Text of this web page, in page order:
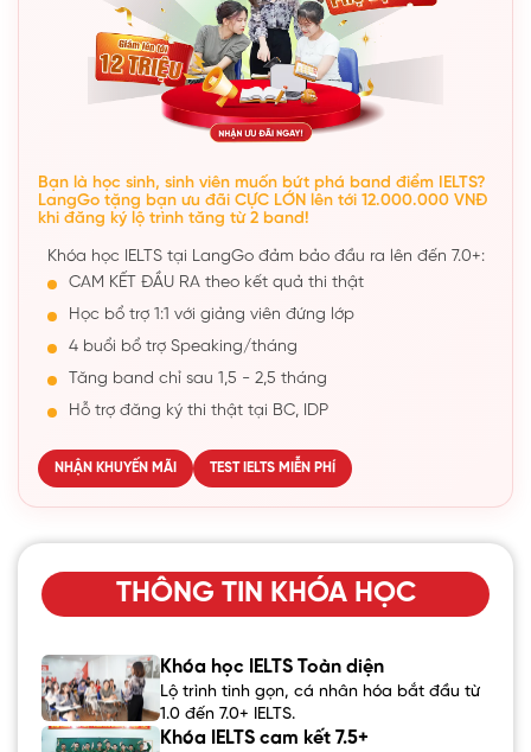
Bạn là học sinh, sinh viên muốn bứt phá band điểm IELTS?
LangGo tặng bạn ưu đãi CỰC LỚN lên tới 12.000.000 VNĐ
khi đăng ký lộ trình tăng từ 2 band!
Khóa học IELTS tại LangGo đảm bảo đầu ra lên đến 7.0+:
CAM KẾT ĐẦU RA theo kết quả thi thật
Học bổ trợ 1:1 với giảng viên đứng lớp
4 buổi bổ trợ Speaking/tháng
Tăng band chỉ sau 1,5 - 2,5 tháng
Hỗ trợ đăng ký thi thật tại BC, IDP
NHẬN KHUYẾN MÃI TEST IELTS MIỄN PHÍ
THÔNG TIN KHÓA HỌC
Khóa học IELTS Toàn diện
Lộ trình tinh gọn, cá nhân hóa bắt đầu từ
1.0 đến 7.0+ IELTS.
Khóa IELTS cam kết 7.5+